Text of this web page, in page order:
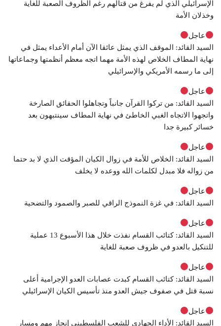
الإسرائيلي الذي لم يفرغ من قتالهم رغم الظروف الصعبة للغاية
وخذلان الأمة
عاجل
السيد القائد: الموقف الذي يمثل عائقا الآن أمام الأعداء يمثل في
نهاية المطاف الخلاص لهذه الأمة مهما اتجه معظم أنظمتها وجماعاتها
إلى ما رسمه الأمريكي والإسرائيلي
عاجل
السيد القائد: من تركوا القرآن جانباً وتجاهلوا الحقائق الصارخة
واتجهوا الاتجاه الغبي الخاطئ في نهاية المطاف سينتبهون بعد
خسائر كبيرة جدا
عاجل
السيد القائد: الخلاص للأمة في زوال الكيان المؤقت الذي لا بد حتما
من زواله فلا مبدل لكلمات الله ووعده لا يخلف
عاجل
السيد القائد: في غزة النموذج الراقي للصبر والصمود والتضحية
عاجل
السيد القائد: كتائب القسام نفذت خلال هذا الأسبوع 13 عملية
للتنكيل بالعدو في ظروف صعبة للغاية
عاجل
السيد القائد: كتائب القسام كبدت عصابات العدو الإجرامية أعلى
نسبة قتل في صفوف جيش العدو منذ تأسيس الكيان الإسرائيلي
عاجل
السيد القائد: الأداء الجهادي للشعب الفلسطيني إنجاز مهم ومسار